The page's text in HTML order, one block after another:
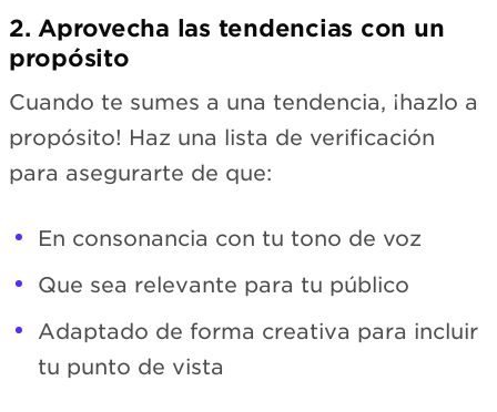
2. Aprovecha las tendencias con un
propósito
Cuando te sumes a una tendencia, ¡hazlo a
propósito! Haz una lista de verificación
para asegurarte de que:
En consonancia con tu tono de voz
Que sea relevante para tu público
Adaptado de forma creativa para incluir
tu punto de vista